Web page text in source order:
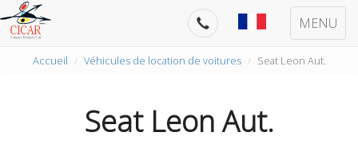
MENU
Accueil Véhicules de location de voitures Seat Leon Aut.
Seat Leon Aut.